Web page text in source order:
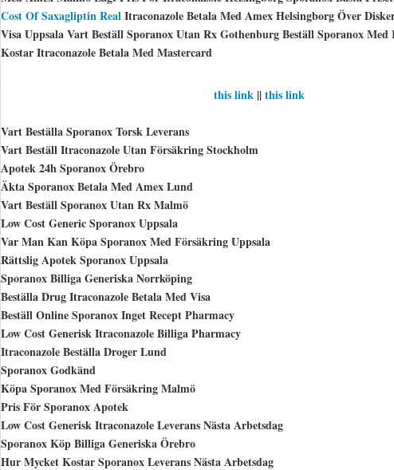
Cost Of Saxagliptin RealItraconazole Betala Med Amex Helsingborg Över
Visa Uppsala Vart Beställ Sporanox Utan Rx Gothenburg Beställ Sporanox
Kostar Itraconazole Betala Med Mastercard
this link||this link
Vart Beställa Sporanox Torsk Leverans
Vart Beställ Itraconazole Utan Försäkring Stockholm
Apotek 24h Sporanox Örebro
Äkta Sporanox Betala Med Amex Lund
Vart Beställ Sporanox Utan Rx Malmö
Low Cost Generic Sporanox Uppsala
Var Man Kan Köpa Sporanox Med Försäkring Uppsala
Rättslig Apotek Sporanox Uppsala
Sporanox Billiga Generiska Norrköping
Beställa Drug Itraconazole Betala Med Visa
Beställ Online Sporanox Inget Recept Pharmacy
Low Cost Generisk Itraconazole Billiga Pharmacy
Itraconazole Beställa Droger Lund
Sporanox Godkänd
Köpa Sporanox Med Försäkring Malmö
Pris För Sporanox Apotek
Low Cost Generisk Itraconazole Leverans Nästa Arbetsdag
Sporanox Köp Billiga Generiska Örebro
Hur Mycket Kostar Sporanox Leverans Nästa Arbetsdag